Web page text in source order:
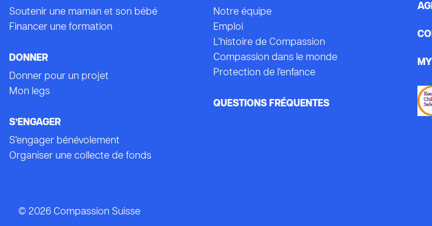
Soutenir une maman et son bébé
Financer une formation
DONNER
Donner pour un projet
Mon legs
S’ENGAGER
S’engager bénévolement
Organiser une collecte de fonds
Notre équipe
Emploi
L’histoire de Compassion
Compassion dans le monde
Protection de l’enfance
QUESTIONS FRÉQUENTES
© 2026 Compassion Suisse